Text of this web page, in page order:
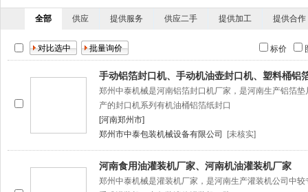
全部 供应 提供服务 供应二手 提供加工 提供合作
标价
手动铝箔封口机、手动机油壶封口机、塑料桶铝
郑州中泰机械是河南铝箔封口机厂家，是河南生产铝箔
产的封口机系列有机油桶铝箔纸封口
[河南郑州市]
郑州市中泰包装机械设备有限公司
[未核实]
河南食用油灌装机厂家、河南机油灌装机厂家
郑州中泰机械是灌装机厂家，是河南生产灌装机公司中